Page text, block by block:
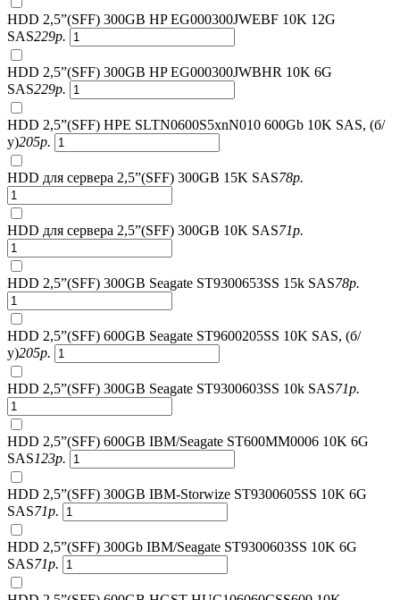
HDD 2,5”(SFF) 300GB HP EG000300JWEBF 10K 12G
SAS229р.
HDD 2,5”(SFF) 300GB HP EG000300JWBHR 10K 6G
SAS229р.
HDD 2,5”(SFF) HPE SLTN0600S5xnN010 600Gb 10K SAS, (б/
у)205р.
HDD для сервера 2,5”(SFF) 300GB 15K SAS78р.
HDD для сервера 2,5”(SFF) 300GB 10K SAS71р.
HDD 2,5”(SFF) 300GB Seagate ST9300653SS 15k SAS78р.
HDD 2,5”(SFF) 600GB Seagate ST9600205SS 10K SAS, (б/
у)205р.
HDD 2,5”(SFF) 300GB Seagate ST9300603SS 10k SAS71р.
HDD 2,5”(SFF) 600GB IBM/Seagate ST600MM0006 10K 6G
SAS123р.
HDD 2,5”(SFF) 300GB IBM-Storwize ST9300605SS 10K 6G
SAS71р.
HDD 2,5”(SFF) 300Gb IBM/Seagate ST9300603SS 10K 6G
SAS71р.